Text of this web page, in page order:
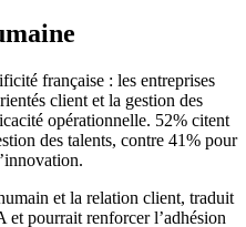
française : les entreprises
client et la gestion des
opérationnelle. 52% citent
des talents, contre 41% pour
et la relation client, traduit
pourrait renforcer l’adhésion